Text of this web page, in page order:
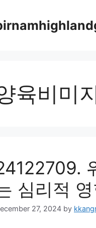
육비미
심리적
27, 2024 by